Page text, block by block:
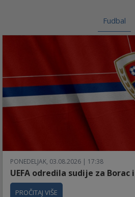
Fudbal
PONEDELJAK, 03.08.2026 | 17:38
UEFA odredila sudije za Borac
PROČITAJ VIŠE